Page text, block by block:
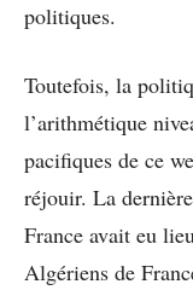
politiques.
Toutefois, la
l’arithmétique
pacifiques de ce
réjouir. La
France avait eu
Algériens de